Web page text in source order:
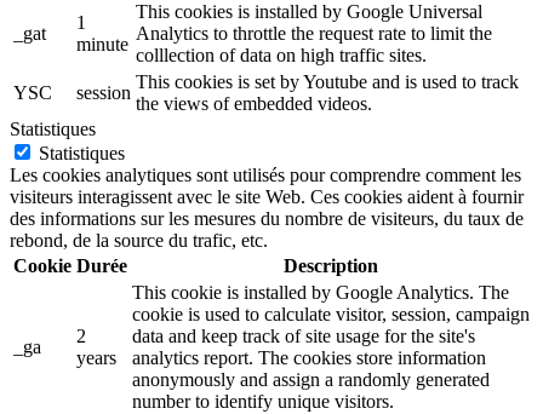
_gat
1
minute
This cookies is installed by Google Universal
Analytics to throttle the request rate to limit the
colllection of data on high traffic sites.
YSC
session
This cookies is set by Youtube and is used to track
the views of embedded videos.
Statistiques
Statistiques
Les cookies analytiques sont utilisés pour comprendre comment les
visiteurs interagissent avec le site Web. Ces cookies aident à fournir
des informations sur les mesures du nombre de visiteurs, du taux de
rebond, de la source du trafic, etc.
Cookie Durée Description
_ga
2
years
This cookie is installed by Google Analytics. The
cookie is used to calculate visitor, session, campaign
data and keep track of site usage for the site's
analytics report. The cookies store information
anonymously and assign a randomly generated
number to identify unique visitors.